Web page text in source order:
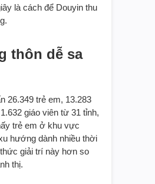
là cách để Douyin thu
thôn dễ sa
26.349 trẻ em, 13.283
giáo viên từ 31 tỉnh,
trẻ em ở khu vực
hướng dành nhiều thời
giải trí này hơn so
thị.